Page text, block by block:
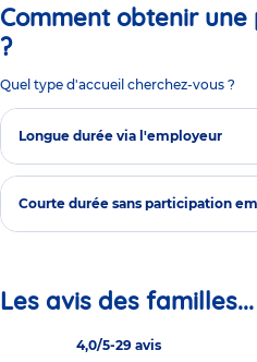
Comment obtenir une
?
Quel type d'accueil cherchez-vous ?
Longue durée via l'employeur
Courte durée sans participation
Les avis des familles...
4,0/5-29 avis